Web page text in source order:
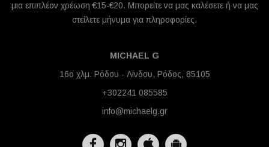
μια επιπλέον χρέωση €15-€20. Μπορείτε να μας καλέσετε ή να μας
στείλετε μήνυμα για πληροφορίες.
MICHAEL G
16ο χλμ. Ρόδου - Λίνδου, Ρόδος, 85105
+302241 085585
info@michaelg.gr